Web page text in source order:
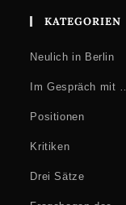
KATEGORIEN
Neulich in Berlin
Im Gespräch mit …
Positionen
Kritiken
Drei Sätze